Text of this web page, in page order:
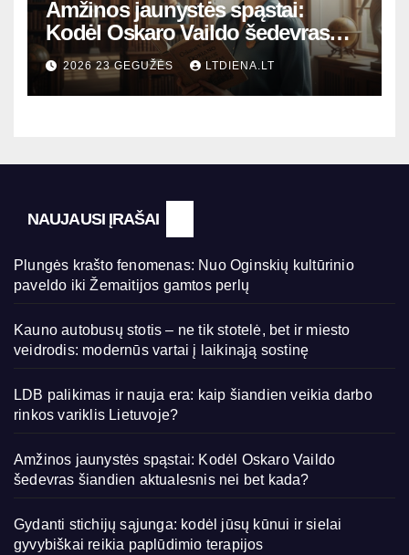
Amžinos jaunystės spąstai:
Kodėl Oskaro Vaildo šedevras
šiandien aktualesnis nei bet
kada?
2026 23 GEGUŽĖS LTDIENA.LT
NAUJAUSI ĮRAŠAI
Plungės krašto fenomenas: Nuo Oginskių kultūrinio
paveldo iki Žemaitijos gamtos perlų
Kauno autobusų stotis – ne tik stotelė, bet ir miesto
veidrodis: modernūs vartai į laikinąją sostinę
LDB palikimas ir nauja era: kaip šiandien veikia darbo
rinkos variklis Lietuvoje?
Amžinos jaunystės spąstai: Kodėl Oskaro Vaildo
šedevras šiandien aktualesnis nei bet kada?
Gydanti stichijų sąjunga: kodėl jūsų kūnui ir sielai
gyvybiškai reikia paplūdimio terapijos